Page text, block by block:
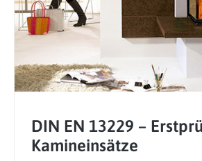
DIN EN 13229 –
Kamineinsätze